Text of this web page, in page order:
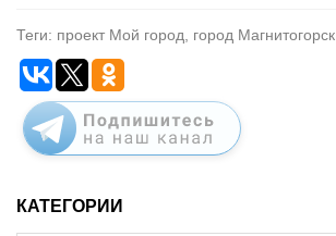
Теги: проект Мой город, город Магнитогорск
КАТЕГОРИИ